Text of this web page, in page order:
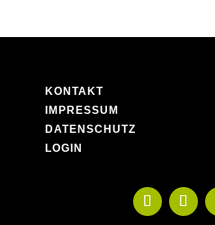
KONTAKT
IMPRESSUM
DATENSCHUTZ
LOGIN